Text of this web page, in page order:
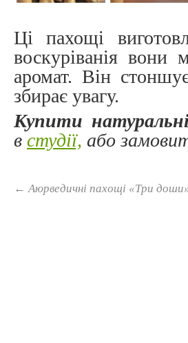
Ці пахощі
воскуріванія
аромат. Він
збирає увагу.
Купити
в студії, або
← Аюрведичні пахощі «Три